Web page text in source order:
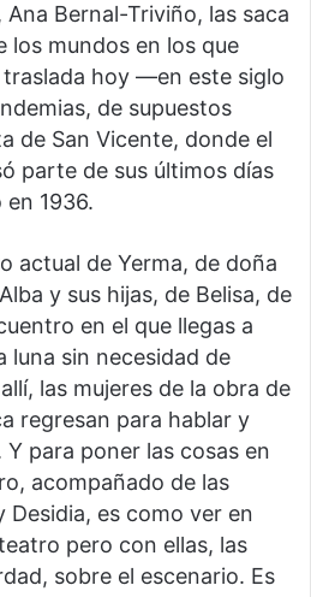
Bernal-Triviño, las saca
los mundos en los que
hoy —en este siglo
de supuestos
de San Vicente, donde el
parte de sus últimos días
1936.
actual de Yerma, de doña
y sus hijas, de Belisa, de
en el que llegas a
luna sin necesidad de
las mujeres de la obra de
regresan para hablar y
para poner las cosas en
acompañado de las
Desidia, es como ver en
pero con ellas, las
sobre el escenario. Es